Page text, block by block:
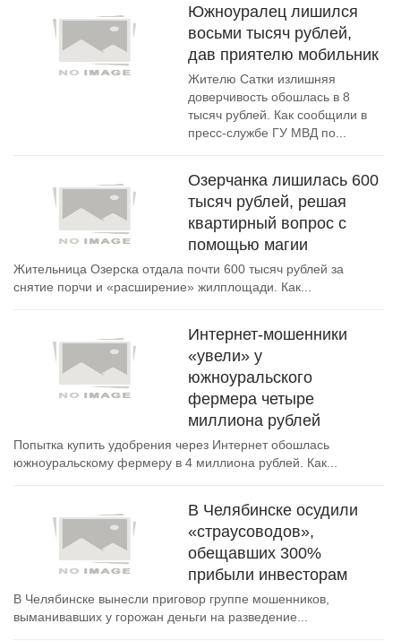
Южноуралец лишился
восьми тысяч рублей,
дав приятелю мобильник
Жителю Сатки излишняя
доверчивость обошлась в 8
тысяч рублей. Как сообщили в
пресс-службе ГУ МВД по...
Озерчанка лишилась 600
тысяч рублей, решая
квартирный вопрос с
помощью магии
Жительница Озерска отдала почти 600 тысяч рублей за
снятие порчи и «расширение» жилплощади. Как...
Интернет-мошенники
«увели» у
южноуральского
фермера четыре
миллиона рублей
Попытка купить удобрения через Интернет обошлась
южноуральскому фермеру в 4 миллиона рублей. Как...
В Челябинске осудили
«страусоводов»,
обещавших 300%
прибыли инвесторам
В Челябинске вынесли приговор группе мошенников,
выманивавших у горожан деньги на разведение...